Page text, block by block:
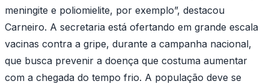
meningite e poliomielite, por exemplo”, destacou
Carneiro. A secretaria está ofertando em grande escala
vacinas contra a gripe, durante a campanha nacional,
que busca prevenir a doença que costuma aumentar
com a chegada do tempo frio. A população deve se